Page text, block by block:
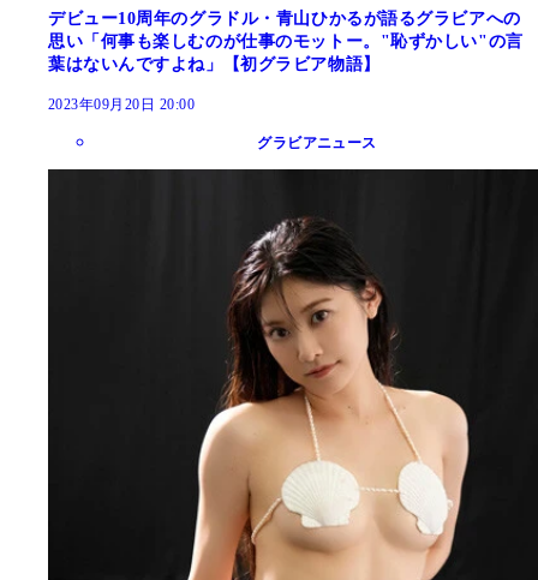
デビュー10周年のグラドル・青山ひかるが語るグラビアへの
思い「何事も楽しむのが仕事のモットー。"恥ずかしい"の言
葉はないんですよね」【初グラビア物語】
2023年09月20日 20:00
グラビアニュース